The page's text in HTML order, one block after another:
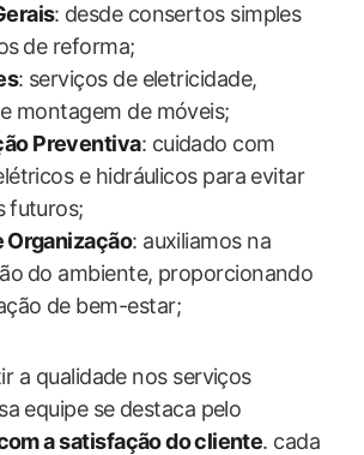
: ⁣desde consertos simples
de‌ reforma;
: serviços de eletricidade,
montagem de móveis;
Preventiva: cuidado com
e hidráulicos​ para evitar
⁣futuros;
⁢Organização: auxiliamos na
do ambiente, proporcionando
de bem-estar;
a qualidade nos serviços
⁤equipe se destaca pelo
a satisfação do ⁣cliente. cada